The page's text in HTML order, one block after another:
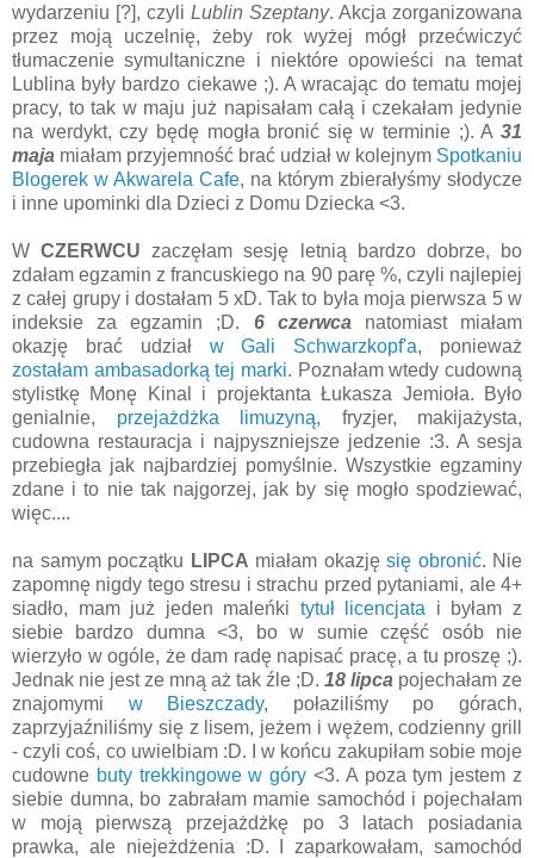
wydarzeniu [?], czyli Lublin Szeptany. Akcja zorganizowana
przez moją uczelnię, żeby rok wyżej mógł przećwiczyć
tłumaczenie symultaniczne i niektóre opowieści na temat
Lublina były bardzo ciekawe ;). A wracając do tematu mojej
pracy, to tak w maju już napisałam całą i czekałam jedynie
na werdykt, czy będę mogła bronić się w terminie ;). A 31
maja miałam przyjemność brać udział w kolejnym Spotkaniu
Blogerek w Akwarela Cafe, na którym zbierałyśmy słodycze
i inne upominki dla Dzieci z Domu Dziecka <3.
WCZERWCU zaczęłam sesję letnią bardzo dobrze, bo
zdałam egzamin z francuskiego na 90 parę %, czyli najlepiej
z całej grupy i dostałam 5 xD. Tak to była moja pierwsza 5 w
indeksie za egzamin ;D. 6 czerwca natomiast miałam
okazję brać udział w Gali Schwarzkopf'a, ponieważ
zostałam ambasadorką tej marki. Poznałam wtedy cudowną
stylistkę Monę Kinal i projektanta Łukasza Jemioła. Było
genialnie, przejażdżka limuzyną, fryzjer, makijażysta,
cudowna restauracja i najpyszniejsze jedzenie :3. A sesja
przebiegła jak najbardziej pomyślnie. Wszystkie egzaminy
zdane i to nie tak najgorzej, jak by się mogło spodziewać,
więc....
na samym początku LIPCA miałam okazję się obronić. Nie
zapomnę nigdy tego stresu i strachu przed pytaniami, ale 4+
siadło, mam już jeden maleńki tytuł licencjata i byłam z
siebie bardzo dumna <3, bo w sumie część osób nie
wierzyło w ogóle, że dam radę napisać pracę, a tu proszę ;).
Jednak nie jest ze mną aż tak źle ;D. 18 lipca pojechałam ze
znajomymi w Bieszczady, połaziliśmy po górach,
zaprzyjaźniliśmy się z lisem, jeżem i wężem, codzienny grill
- czyli coś, co uwielbiam :D. I w końcu zakupiłam sobie moje
cudowne buty trekkingowe w góry <3. A poza tym jestem z
siebie dumna, bo zabrałam mamie samochód i pojechałam
w moją pierwszą przejażdżkę po 3 latach posiadania
prawka, ale niejeżdżenia :D. I zaparkowałam, samochód